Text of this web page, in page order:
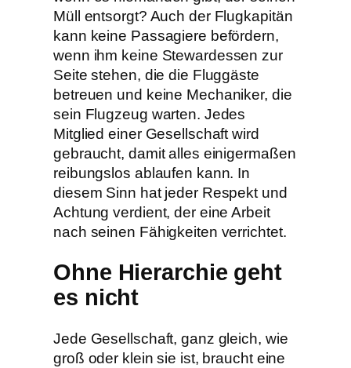
Müll entsorgt? Auch der Flugkapitän
kann keine Passagiere befördern,
wenn ihm keine Stewardessen zur
Seite stehen, die die Fluggäste
betreuen und keine Mechaniker, die
sein Flugzeug warten. Jedes
Mitglied einer Gesellschaft wird
gebraucht, damit alles einigermaßen
reibungslos ablaufen kann. In
diesem Sinn hat jeder Respekt und
Achtung verdient, der eine Arbeit
nach seinen Fähigkeiten verrichtet.
Ohne Hierarchie geht
es nicht
Jede Gesellschaft, ganz gleich, wie
groß oder klein sie ist, braucht eine